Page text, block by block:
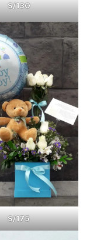
S/130
S/175